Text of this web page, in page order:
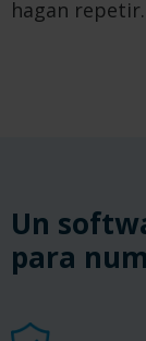
hagan repetir.
Un
para